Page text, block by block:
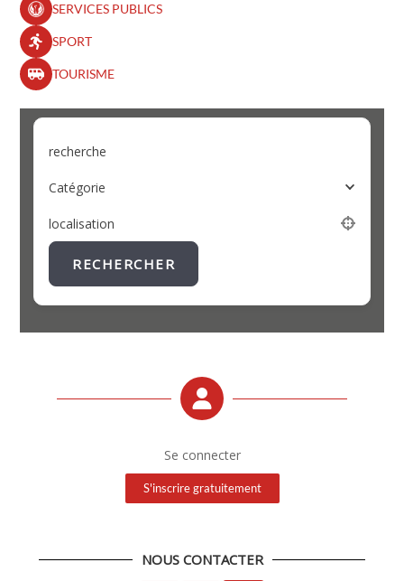
SERVICES PUBLICS
SPORT
TOURISME
recherche
Catégorie
localisation
RECHERCHER
Se connecter
S'inscrire gratuitement
NOUS CONTACTER